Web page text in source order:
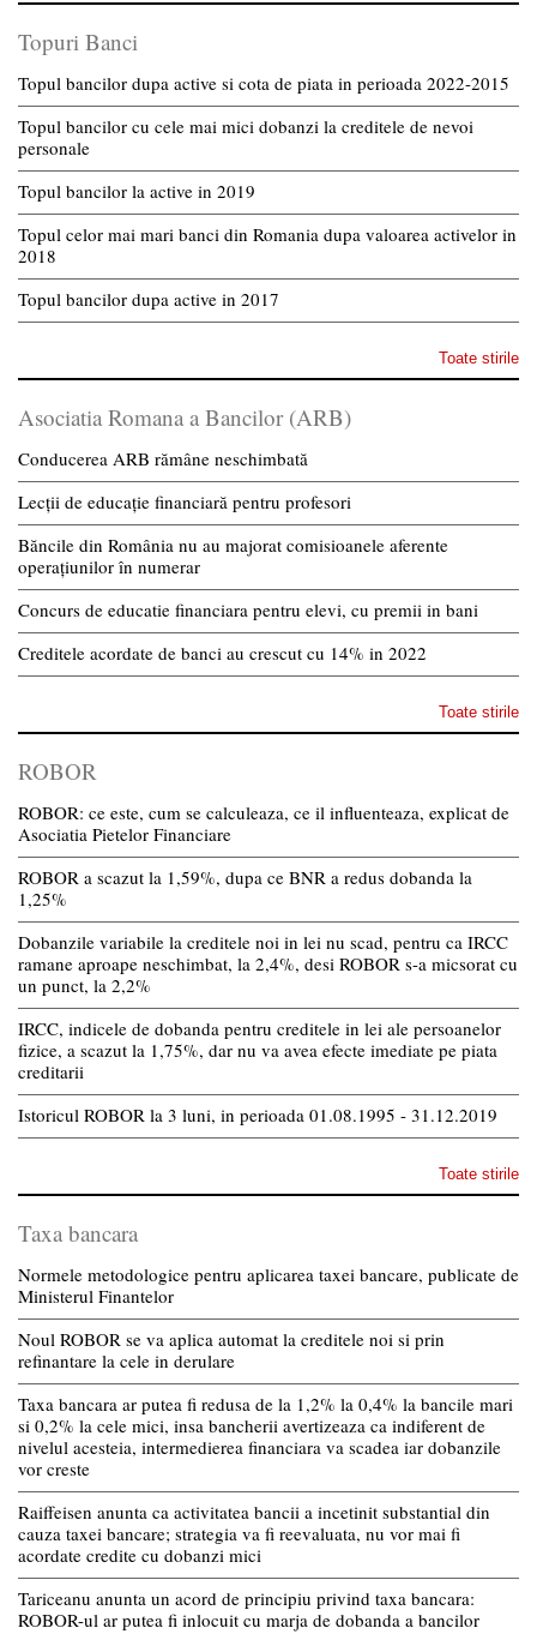
Topuri Banci
Topul bancilor dupa active si cota de piata in perioada 2022-2015
Topul bancilor cu cele mai mici dobanzi la creditele de nevoi
personale
Topul bancilor la active in 2019
Topul celor mai mari banci din Romania dupa valoarea activelor in
2018
Topul bancilor dupa active in 2017
Toate stirile
Asociatia Romana a Bancilor (ARB)
Conducerea ARB rămâne neschimbată
Lecții de educație financiară pentru profesori
Băncile din România nu au majorat comisioanele aferente
operațiunilor în numerar
Concurs de educatie financiara pentru elevi, cu premii in bani
Creditele acordate de banci au crescut cu 14% in 2022
Toate stirile
ROBOR
ROBOR: ce este, cum se calculeaza, ce il influenteaza, explicat de
Asociatia Pietelor Financiare
ROBOR a scazut la 1,59%, dupa ce BNR a redus dobanda la
1,25%
Dobanzile variabile la creditele noi in lei nu scad, pentru ca IRCC
ramane aproape neschimbat, la 2,4%, desi ROBOR s-a micsorat cu
un punct, la 2,2%
IRCC, indicele de dobanda pentru creditele in lei ale persoanelor
fizice, a scazut la 1,75%, dar nu va avea efecte imediate pe piata
creditarii
Istoricul ROBOR la 3 luni, in perioada 01.08.1995 - 31.12.2019
Toate stirile
Taxa bancara
Normele metodologice pentru aplicarea taxei bancare, publicate de
Ministerul Finantelor
Noul ROBOR se va aplica automat la creditele noi si prin
refinantare la cele in derulare
Taxa bancara ar putea fi redusa de la 1,2% la 0,4% la bancile mari
si 0,2% la cele mici, insa bancherii avertizeaza ca indiferent de
nivelul acesteia, intermedierea financiara va scadea iar dobanzile
vor creste
Raiffeisen anunta ca activitatea bancii a incetinit substantial din
cauza taxei bancare; strategia va fi reevaluata, nu vor mai fi
acordate credite cu dobanzi mici
Tariceanu anunta un acord de principiu privind taxa bancara:
ROBOR-ul ar putea fi inlocuit cu marja de dobanda a bancilor